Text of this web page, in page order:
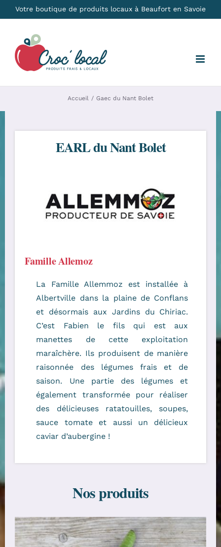
Passer
au
Votre boutique de produits locaux à Beaufort en Savoie
Accueil Gaec du Nant Bolet
EARL du Nant Bolet
Famille Allemoz
La Famille Allemmoz est installée à
Albertville dans la plaine de Conflans
et désormais aux Jardins du Chiriac.
C’est Fabien le fils qui est aux
manettes de cette exploitation
maraîchère. Ils produisent de manière
raisonnée des légumes frais et de
saison. Une partie des légumes et
également transformée pour réaliser
des délicieuses ratatouilles, soupes,
sauce tomate et aussi un délicieux
caviar d’aubergine !
Nos produits